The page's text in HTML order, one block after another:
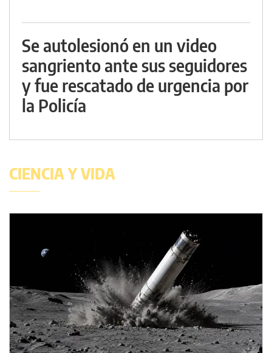
Se autolesionó en un video
sangriento ante sus seguidores
y fue rescatado de urgencia por
la Policía
CIENCIA Y VIDA